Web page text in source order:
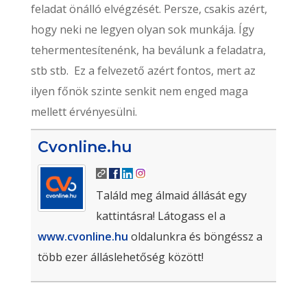
feladat önálló elvégzését. Persze, csakis azért,
hogy neki ne legyen olyan sok munkája. Így
tehermentesítenénk, ha beválunk a feladatra,
stb stb. Ez a felvezető azért fontos, mert az
ilyen főnök szinte senkit nem enged maga
mellett érvényesülni.
Cvonline.hu
Találd meg álmaid állását egy
kattintásra! Látogass el a
www.cvonline.hu oldalunkra és böngéssz a
több ezer álláslehetőség között!